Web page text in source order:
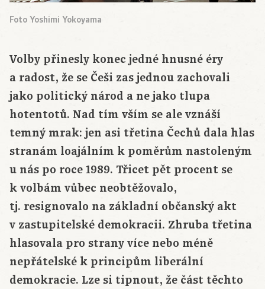
Foto Yoshimi Yokoyama
Volby přinesly konec jedné hnusné éry
a radost, že se Češi zas jednou zachovali
jako politický národ a ne jako tlupa
hotentotů. Nad tím vším se ale vznáší
temný mrak: jen asi třetina Čechů dala hlas
stranám loajálním k poměrům nastoleným
u nás po roce 1989. Třicet pět procent se
k volbám vůbec neobtěžovalo,
tj. resignovalo na základní občanský akt
v zastupitelské demokracii. Zhruba třetina
hlasovala pro strany více nebo méně
nepřátelské k principům liberální
demokracie. Lze si tipnout, že část těchto